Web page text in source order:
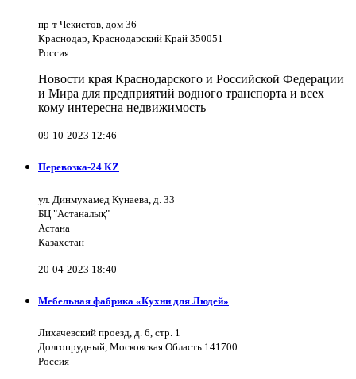
пр-т Чекистов, дом 36
Краснодар, Краснодарский Край 350051
Россия
Новости края Краснодарского и Российской Федерации
и Мира для предприятий водного транспорта и всех
кому интересна недвижимость
09-10-2023 12:46
Перевозка-24 KZ
ул. Динмухамед Кунаева, д. 33
БЦ "Астаналық"
Астана
Казахстан
20-04-2023 18:40
Мебельная фабрика «Кухни для Людей»
Лихачевский проезд, д. 6, стр. 1
Долгопрудный, Московская Область 141700
Россия